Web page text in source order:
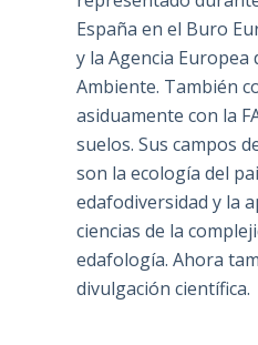
España en el Buro
y la Agencia Europea
Ambiente. También
asiduamente con la
suelos. Sus campos
son la ecología del
edafodiversidad y la
ciencias de la
edafología. Ahora
divulgación científica.